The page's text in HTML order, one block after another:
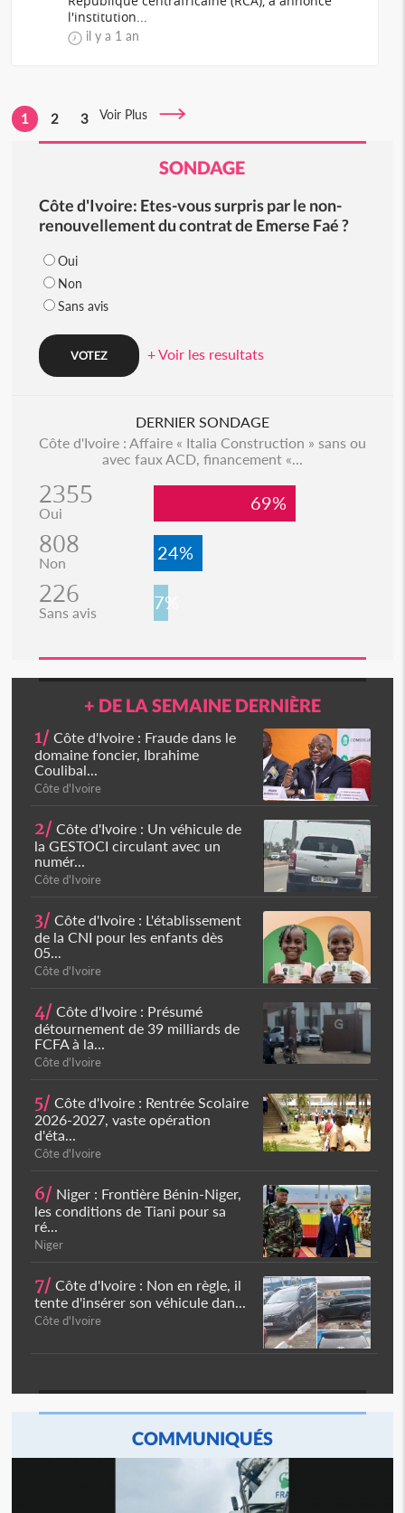
l'institution...
il y a 1 an
1 2 3 Voir Plus
SONDAGE
Côte d'Ivoire: Etes-vous surpris par le non-
renouvellement du contrat de Emerse Faé ?
Oui
Non
Sans avis
+ Voir les resultats
DERNIER SONDAGE
Côte d'Ivoire : Affaire « Italia Construction » sans ou
avec faux ACD, financement «...
2355
Oui 69%
808
Non 24%
226
Sans avis 7%
+ DE LA SEMAINE DERNIÈRE
1/ Côte d'Ivoire : Fraude dans le
domaine foncier, Ibrahime
Coulibal...
Côte d'Ivoire
2/ Côte d'Ivoire : Un véhicule de
la GESTOCI circulant avec un
numér...
Côte d'Ivoire
3/ Côte d'Ivoire : L'établissement
de la CNI pour les enfants dès
05...
Côte d'Ivoire
4/ Côte d'Ivoire : Présumé
détournement de 39 milliards de
FCFA à la...
Côte d'Ivoire
5/ Côte d'Ivoire : Rentrée Scolaire
2026-2027, vaste opération
d'éta...
Côte d'Ivoire
6/ Niger : Frontière Bénin-Niger,
les conditions de Tiani pour sa
ré...
Niger
7/ Côte d'Ivoire : Non en règle, il
tente d'insérer son véhicule dan...
Côte d'Ivoire
COMMUNIQUÉS